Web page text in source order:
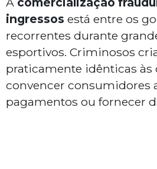
ingressos está entre os
recorrentes durante
esportivos. Criminosos
praticamente idênticas às
convencer consumidores
pagamentos ou fornecer